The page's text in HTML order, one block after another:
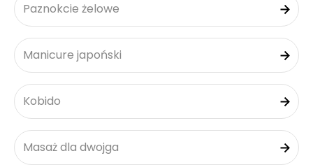
Paznokcie żelowe
Manicure japoński
Kobido
Masaż dla dwojga